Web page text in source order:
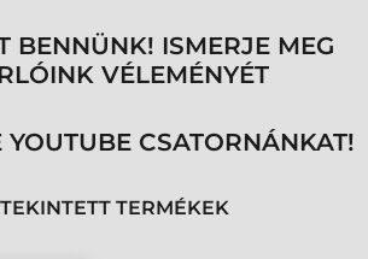
BENNÜNK! ISMERJE MEG
VÉLEMÉNYÉT
YOUTUBE CSATORNÁNKAT!
TERMÉKEK